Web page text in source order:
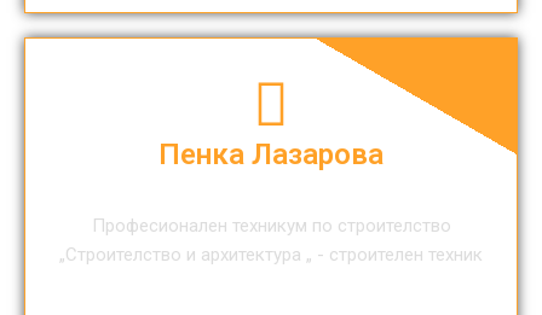
Пенка Лазарова
Професионален техникум по строителство
„Строителство и архитектура „ - строителен техник